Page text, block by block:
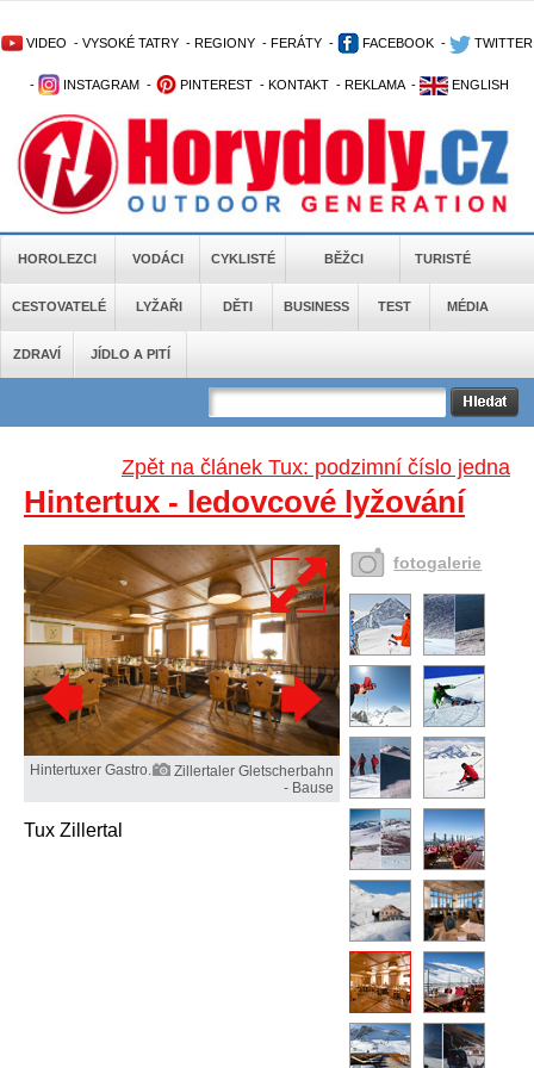
VIDEO - VYSOKÉ TATRY - REGIONY - FERÁTY - FACEBOOK - TWITTER
- INSTAGRAM - PINTEREST - KONTAKT - REKLAMA - ENGLISH
HOROLEZCI VODÁCI CYKLISTÉ BĚŽCI TURISTÉ
CESTOVATELÉ LYŽAŘI DĚTI BUSINESS TEST MÉDIA
ZDRAVÍ JÍDLO A PITÍ
Zpět na článek Tux: podzimní číslo jedna
Hintertux - ledovcové lyžování
Hintertuxer Gastro.
Zillertaler Gletscherbahn
- Bause
Tux Zillertal
fotogalerie